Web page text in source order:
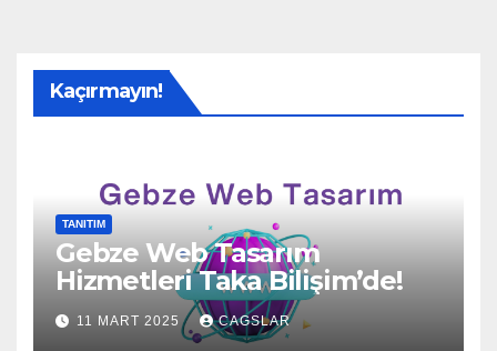
Kaçırmayın!
TANITIM
Gebze Web Tasarım
Hizmetleri Taka Bilişim’de!
11 MART 2025 CAGSLAR